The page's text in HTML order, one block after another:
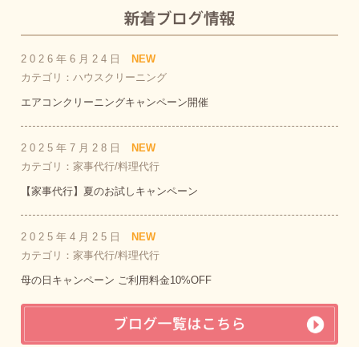
2026年6月24日
NEW
カテゴリ：ハウスクリーニング
エアコンクリーニングキャンペーン開催
2025年7月28日
NEW
カテゴリ：家事代行/料理代行
【家事代行】夏のお試しキャンペーン
2025年4月25日
NEW
カテゴリ：家事代行/料理代行
母の日キャンペーン ご利用料金10%OFF